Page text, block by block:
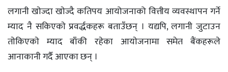
लगानी खाेज्दा खाेज्दै कतिपय आयोजनाको वित्तीय व्यवस्थापन गर्ने
म्याद नै सकिएकाे प्रवर्द्धकहरू बताउँछन् । यद्यपि, लगानी जुटाउन
ताेकिएकाे म्याद बाँकी रहेका आयाेजनामा समेत बैंकहरूले
आनाकानी गर्दै आएका छन् ।